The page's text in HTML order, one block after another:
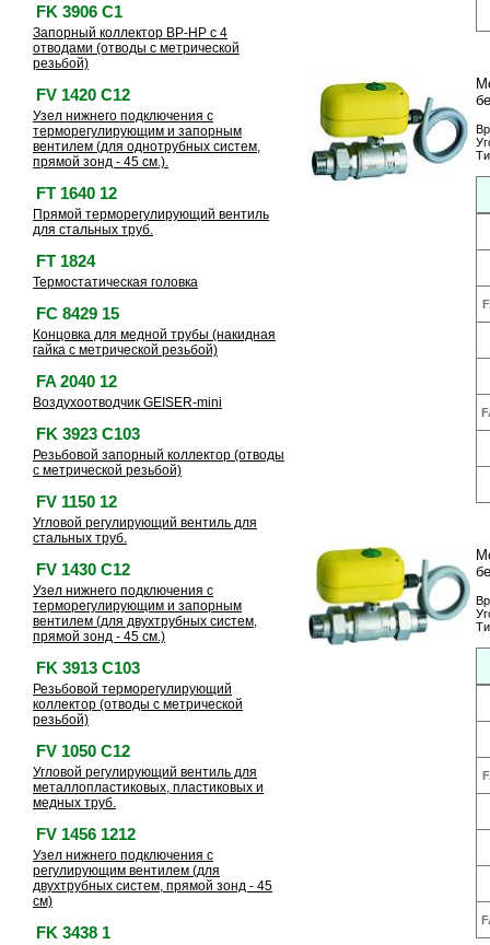
FK 3906 C1
Запорный коллектор BP-HP с 4
отводами (отводы с метрической
резьбой)
FV 1420 C12
Узел нижнего подключения с
терморегулирующим и запорным
вентилем (для однотрубных систем,
прямой зонд - 45 см.).
FT 1640 12
Прямой терморегулирующий вентиль
для стальных труб.
FT 1824
Термостатическая головка
FC 8429 15
Концовка для медной трубы (накидная
гайка с метрической резьбой)
FA 2040 12
Воздухоотводчик GEISER-mini
FK 3923 C103
Резьбовой запорный коллектор (отводы
с метрической резьбой)
FV 1150 12
Угловой регулирующий вентиль для
стальных труб.
FV 1430 C12
Узел нижнего подключения с
терморегулирующим и запорным
вентилем (для двухтрубных систем,
прямой зонд - 45 см.)
FK 3913 C103
Резьбовой терморегулирующий
коллектор (отводы с метрической
резьбой)
FV 1050 C12
Угловой регулирующий вентиль для
металлопластиковых, пластиковых и
медных труб.
FV 1456 1212
Узел нижнего подключения с
регулирующим вентилем (для
двухтрубных систем, прямой зонд - 45
см)
FK 3438 1